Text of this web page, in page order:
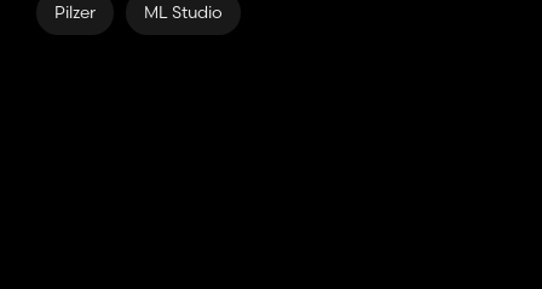
Pilzer ML Studio